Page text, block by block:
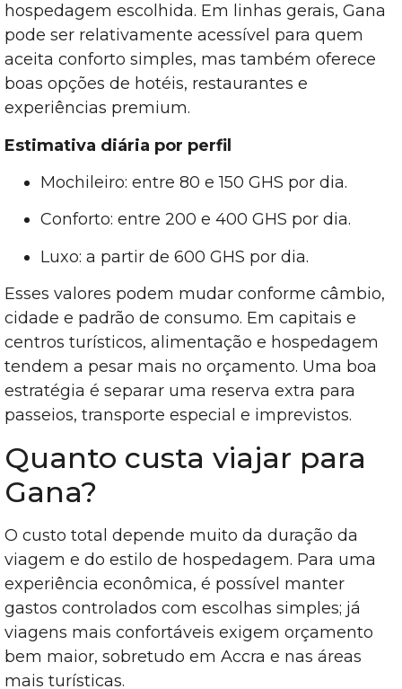
hospedagem escolhida. Em linhas gerais, Gana
pode ser relativamente acessível para quem
aceita conforto simples, mas também oferece
boas opções de hotéis, restaurantes e
experiências premium.
Estimativa diária por perfil
Mochileiro: entre 80 e 150 GHS por dia.
Conforto: entre 200 e 400 GHS por dia.
Luxo: a partir de 600 GHS por dia.
Esses valores podem mudar conforme câmbio,
cidade e padrão de consumo. Em capitais e
centros turísticos, alimentação e hospedagem
tendem a pesar mais no orçamento. Uma boa
estratégia é separar uma reserva extra para
passeios, transporte especial e imprevistos.
Quanto custa viajar para
Gana?
O custo total depende muito da duração da
viagem e do estilo de hospedagem. Para uma
experiência econômica, é possível manter
gastos controlados com escolhas simples; já
viagens mais confortáveis exigem orçamento
bem maior, sobretudo em Accra e nas áreas
mais turísticas.